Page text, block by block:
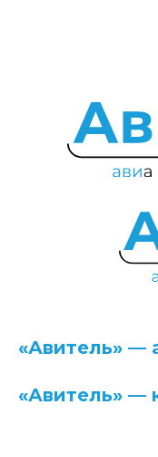
«Авитель» —
«Авитель» —